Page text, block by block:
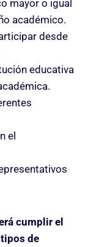
mayor o igual
académico.
desde
educativa
el
cumplir el
de